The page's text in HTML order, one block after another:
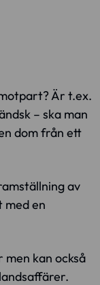
Är t.ex.
– ska man
dom från ett
av
med en
kan också